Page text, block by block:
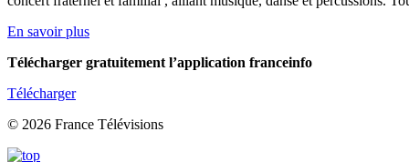
En savoir plus
Télécharger gratuitement l’application franceinfo
Télécharger
© 2026 France Télévisions